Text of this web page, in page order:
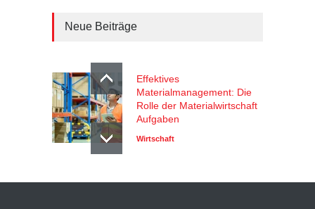
Neue Beiträge
Effektives
Materialmanagement: Die
Rolle der Materialwirtschaft
Aufgaben
Wirtschaft